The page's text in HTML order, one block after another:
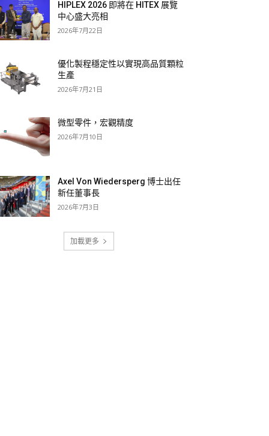
HIPLEX 2026 即將在 HITEX 展覽
中心盛大亮相
2026年7月22日
優化製程穩定性以實現高品質顆粒
生產
2026年7月21日
微型零件，宏觀精度
2026年7月10日
Axel Von Wiedersperg 博士出任
新任董事長
2026年7月3日
加載更多